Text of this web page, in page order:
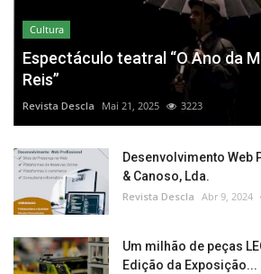
Cultura
Espectáculo teatral “O Ano da
Reis”
Revista Descla Mai 21, 2025 3223
Desenvolvimento Web
& Canoso, Lda.
Revista Descla Abr 9, 2024
Um milhão de peças
Edição da Exposição...